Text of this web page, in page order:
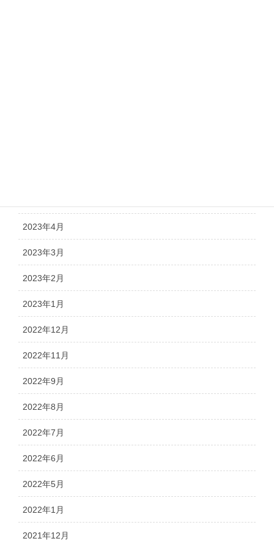
2023年4月
2023年3月
2023年2月
2023年1月
2022年12月
2022年11月
2022年9月
2022年8月
2022年7月
2022年6月
2022年5月
2022年1月
2021年12月